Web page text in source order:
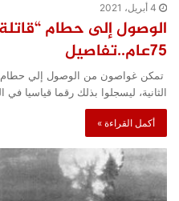
4 أبريل، 2021
الوصول إلى حطام
75عام..تفاصيل
تمكن غواصون من الوصول إلي حطام
الثانية، ليسجلوا بذلك رقما قياسيا
أكمل القراءة »